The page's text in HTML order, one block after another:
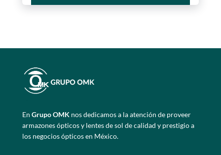
En Grupo OMKnos dedicamos a la atención de proveer
armazones ópticos y lentes de sol de calidad y prestigio a
los negocios ópticos en México.